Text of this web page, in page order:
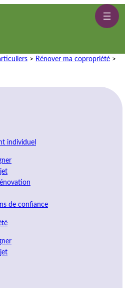
> Rénover ma copropriété >
individuel
de confiance